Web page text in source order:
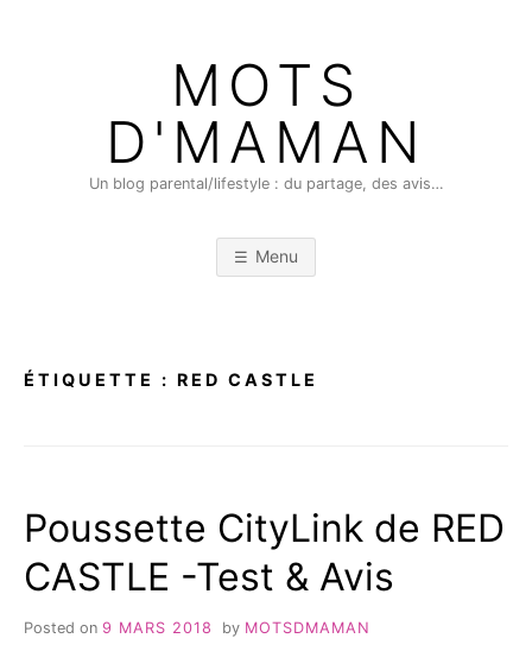
MOTS
D'MAMAN
Un blog parental/lifestyle : du partage, des avis…
Menu
ÉTIQUETTE : RED CASTLE
Poussette CityLink de RED
CASTLE -Test & Avis
Posted on 9 MARS 2018 by MOTSDMAMAN